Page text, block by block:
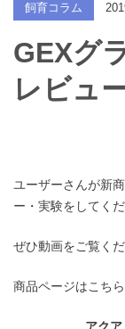
飼育コラム
GEXグ
レビュ
ユーザーさんが新
ー・実験をしてくだ
ぜひ動画をご覧くだ
商品ページはこちら
アク